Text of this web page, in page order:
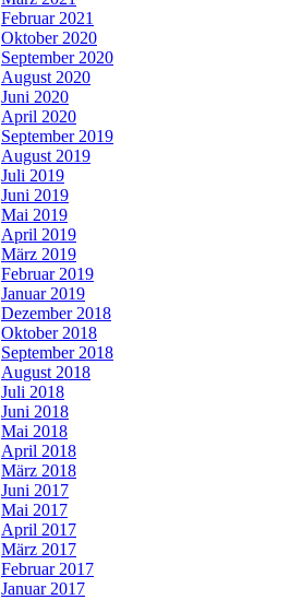
Februar 2021
Oktober 2020
September 2020
August 2020
Juni 2020
April 2020
September 2019
August 2019
Juli 2019
Juni 2019
Mai 2019
April 2019
März 2019
Februar 2019
Januar 2019
Dezember 2018
Oktober 2018
September 2018
August 2018
Juli 2018
Juni 2018
Mai 2018
April 2018
März 2018
Juni 2017
Mai 2017
April 2017
März 2017
Februar 2017
Januar 2017